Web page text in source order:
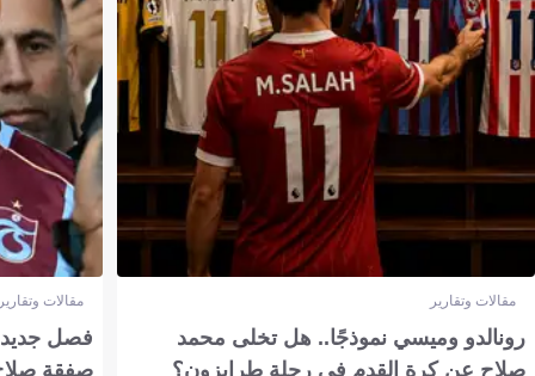
مقالات وتقارير
رونالدو وميسي نموذجًا.. هل تخلى محمد
صلاح عن كرة القدم في رحلة طرابزون؟
مقالات
فصل جديد
صفقة